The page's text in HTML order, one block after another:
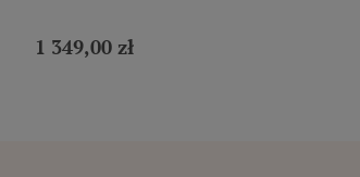
1 349,00 zł